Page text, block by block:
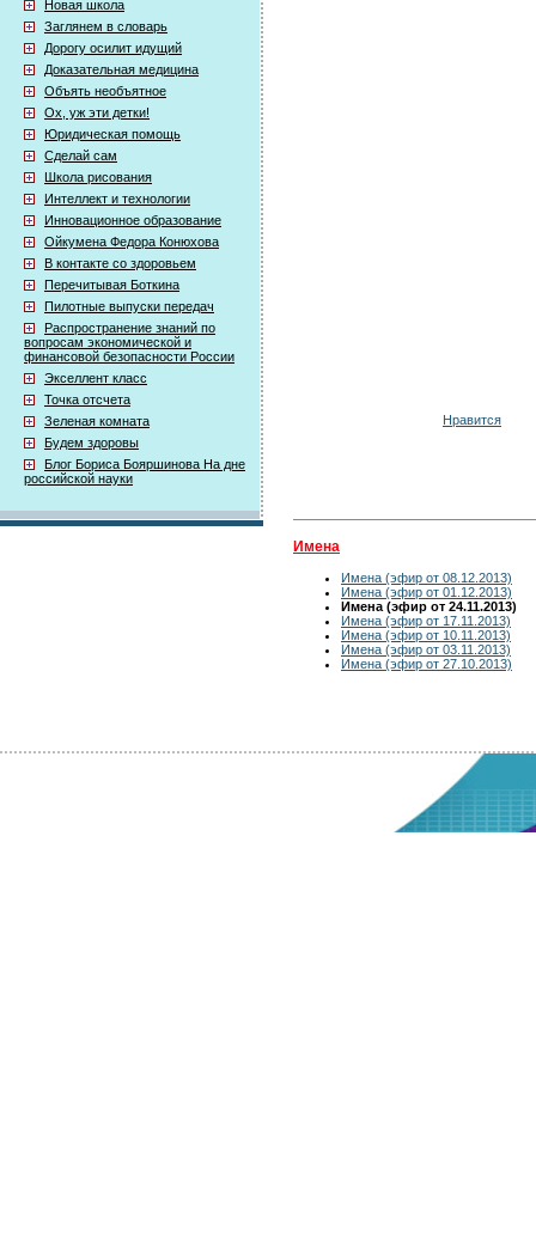
Новая школа
Заглянем в словарь
Дорогу осилит идущий
Доказательная медицина
Объять необъятное
Ох, уж эти детки!
Юридическая помощь
Сделай сам
Школа рисования
Интеллект и технологии
Инновационное образование
Ойкумена Федора Конюхова
В контакте со здоровьем
Перечитывая Боткина
Пилотные выпуски передач
Распространение знаний по
вопросам экономической и
финансовой безопасности России
Экселлент класс
Точка отсчета
Зеленая комната
Будем здоровы
Блог Бориса Бояршинова На дне
российской науки
Нравится
Имена
Имена (эфир от 08.12.2013)
Имена (эфир от 01.12.2013)
Имена (эфир от 24.11.2013)
Имена (эфир от 17.11.2013)
Имена (эфир от 10.11.2013)
Имена (эфир от 03.11.2013)
Имена (эфир от 27.10.2013)